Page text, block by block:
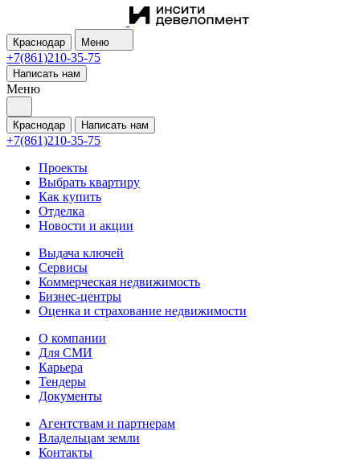
Краснодар Меню
+7(861)210-35-75
Написать нам
Меню
Краснодар Написать нам
+7(861)210-35-75
Проекты
Выбрать квартиру
Как купить
Отделка
Новости и акции
Выдача ключей
Сервисы
Коммерческая недвижимость
Бизнес-центры
Оценка и страхование недвижимости
О компании
Для СМИ
Карьера
Тендеры
Документы
Агентствам и партнерам
Владельцам земли
Контакты